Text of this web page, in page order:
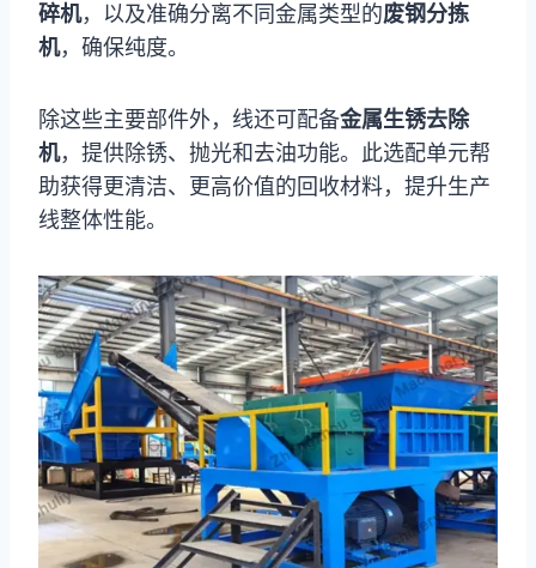
碎机，以及准确分离不同金属类型的废钢分拣
机，确保纯度。
除这些主要部件外，线还可配备金属生锈去除
机，提供除锈、抛光和去油功能。此选配单元帮
助获得更清洁、更高价值的回收材料，提升生产
线整体性能。